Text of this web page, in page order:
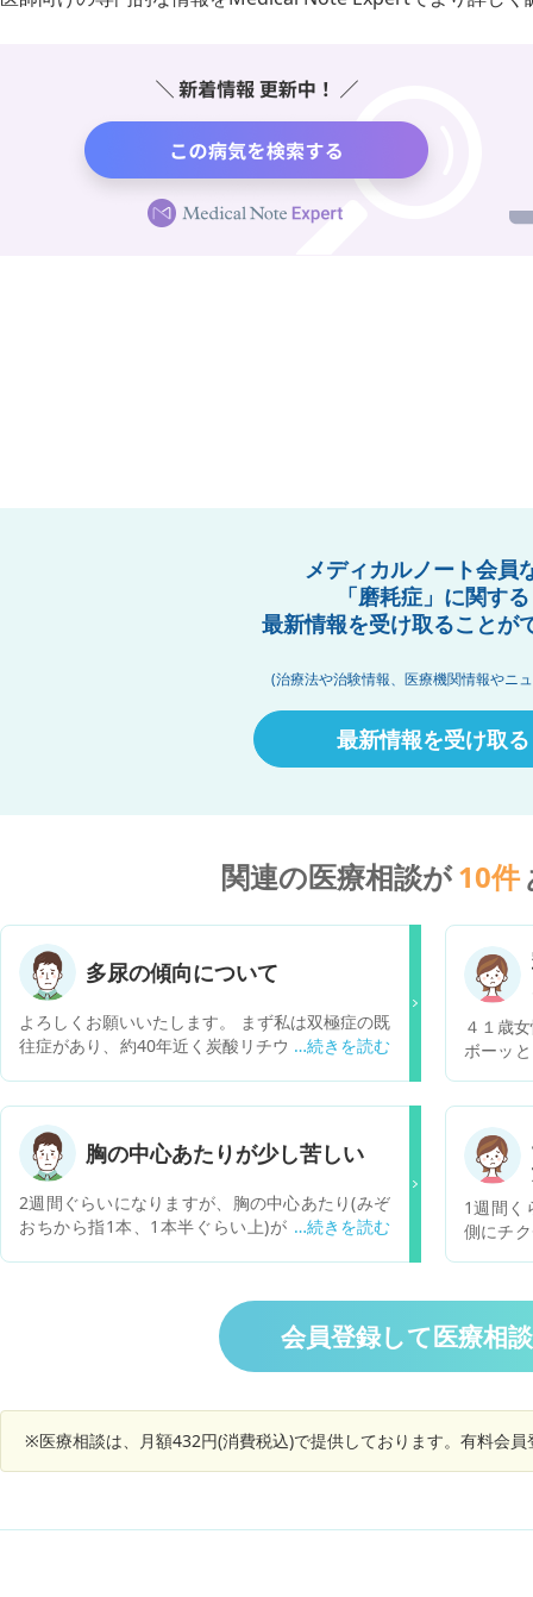
メディカルノート会員
「磨耗症」に関する
最新情報を受け取ることが
(治療法や治験情報、医療機関情報やニ
最新情報を受け取る
関連の医療相談が10件
多尿の傾向について
よろしくお願いいたします。 まず私は双極症の既
往症があり、約40年近く炭酸リチウム錠を服薬し
ます。 それでもともと多尿多飲の傾向があった
のですが、ここ2,3ヶ月前頃から特に多尿の傾向
が目立つようになり、尿器で測定してみたら、24
時間で約6.4Lの排尿量がありました。 排尿時もす
ぐに出るわけではなく、30秒程度待っても出ず
に、時間を置いて再度排尿すると出るような感じ
性尿崩症も考えましたが、詳細は分かっていませ
ん。 この内容でお分かりでしょうか？ どうかよ
４１歳
ボーッ
は糖尿
の夫が
いるの
ってお
少し空
とする
し低血
り脱水
また、
れは健
中する
うか？
胸の中心あたりが少し苦しい
2週間ぐらいになりますが、胸の中心あたり(みぞ
おちから指1本、1本半ぐらい上)が少し苦しい感
は内科を受診して、整腸剤や逆流性食道炎の薬を
処方していただきました。1週間ほど飲んでます
があまり変化はありません。げっぷが頻繁にでる
ので、腸の調子が悪いのは悪いとは思うのです
しょうか？また、最近はひどく疲れやすかった
り、疲れが取れづらい、またすっきり寝れなかっ
これからどうしたらよろしいでしょうか？
1週間く
側にチ
す。 同
です。
ような
苦しく
や腹痛
ですが
会員登録して医療相
※医療相談は、月額432円(消費税込)で提供しております。有料会